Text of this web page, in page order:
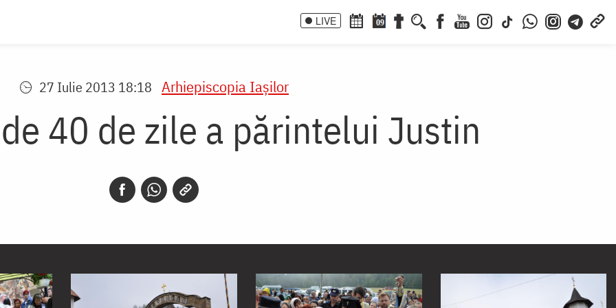
LIVE 09
27 Iulie 2013 18:18 Arhiepiscopia Iaşilor
40 de zile a părintelui Justin